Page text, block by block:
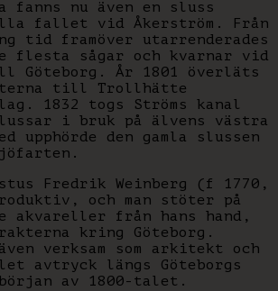
fanns nu även en sluss
fallet vid Åkerström. Från
tid framöver utarrenderades
flesta sågar och kvarnar vid
År 1801 överläts
till Trollhätte
1832 togs Ströms kanal
i bruk på älvens västra
upphörde den gamla slussen
Fredrik Weinberg (f 1770,
och man stöter på
akvareller från hans hand,
kring Göteborg.
verksam som arkitekt och
avtryck längs Göteborgs
av 1800-talet.